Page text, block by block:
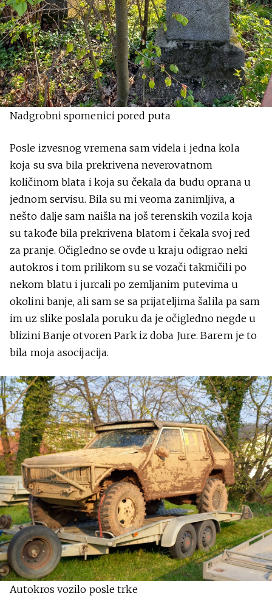
Nadgrobni spomenici pored puta
Posle izvesnog vremena sam videla i jedna kola
koja su sva bila prekrivena neverovatnom
količinom blata i koja su čekala da budu oprana u
jednom servisu. Bila su mi veoma zanimljiva, a
nešto dalje sam naišla na još terenskih vozila koja
su takođe bila prekrivena blatom i čekala svoj red
za pranje. Očigledno se ovde u kraju odigrao neki
autokros i tom prilikom su se vozači takmičili po
nekom blatu i jurcali po zemljanim putevima u
okolini banje, ali sam se sa prijateljima šalila pa sam
im uz slike poslala poruku da je očigledno negde u
blizini Banje otvoren Park iz doba Jure. Barem je to
bila moja asocijacija.
Autokros vozilo posle trke